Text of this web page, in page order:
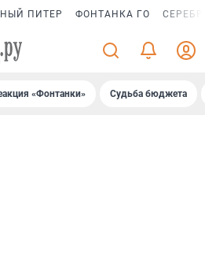
ПИТЕР ФОНТАНКА ГО
«Фонтанки» Судьба бюджета